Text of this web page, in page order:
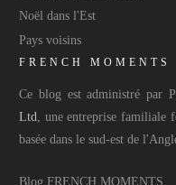
Noël dans l'Est
Pays voisins
FRENCH MOMENTS
Ce blog est administré par
Ltd, une entreprise familiale
basée dans le sud-est de
Blog FRENCH MOMENTS